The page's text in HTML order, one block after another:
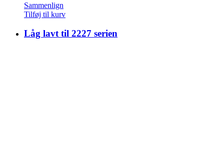
Sammenlign
Tilføj til kurv
Låg lavt til 2227 serien